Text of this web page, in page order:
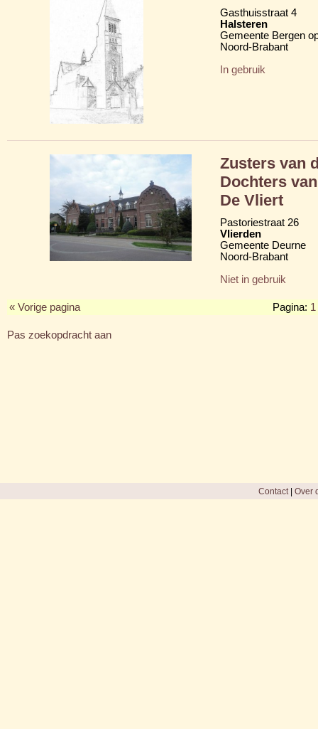
Gasthuisstraat 4
Halsteren
Gemeente Bergen
Noord-Brabant
In gebruik
Zusters van
Dochters
De Vliert
Pastoriestraat 26
Vlierden
Gemeente Deurne
Noord-Brabant
Niet in gebruik
« Vorige pagina Pagina: 1
Pas zoekopdracht aan
Contact| Over